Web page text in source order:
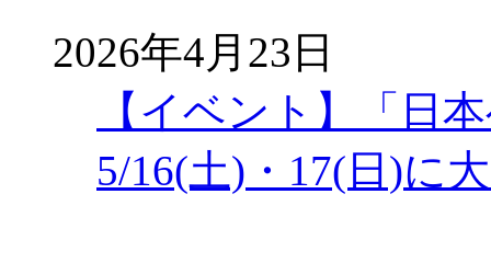
2026年4月23日
【イベント】「日
5/16(土)・17(日)に